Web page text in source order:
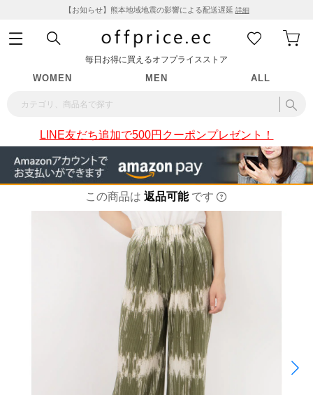
【お知らせ】熊本地域地震の影響による配送遅延 詳細
毎日お得に買えるオフプライスストア
WOMEN MEN ALL
LINE友だち追加で500円クーポンプレゼント！
この商品は 返品可能 です